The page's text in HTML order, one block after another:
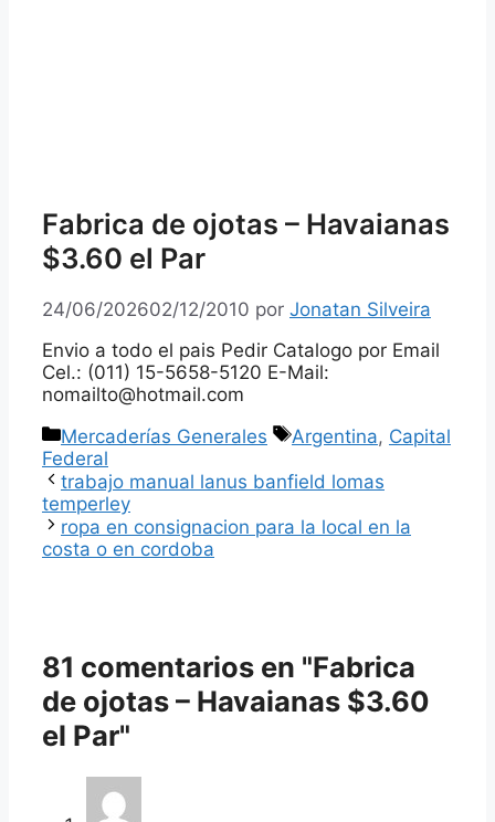
Fabrica de ojotas – Havaianas
$3.60 el Par
24/06/202602/12/2010 por Jonatan Silveira
Envio a todo el pais Pedir Catalogo por Email
Cel.: (011) 15-5658-5120 E-Mail:
nomailto@hotmail.com
Categorías
Mercaderías Generales Etiquetas
Argentina, Capital
Federal
trabajo manual lanus banfield lomas
temperley
ropa en consignacion para la local en la
costa o en cordoba
81 comentarios en "Fabrica
de ojotas – Havaianas $3.60
el Par"